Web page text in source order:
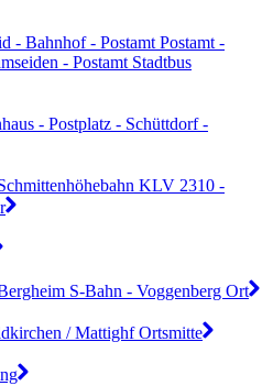
- Bahnhof - Postamt Postamt -
- Postamt Stadtbus
- Postplatz - Schüttdorf -
KLV 2310 -
S-Bahn - Voggenberg Ort
/ Mattighf Ortsmitte